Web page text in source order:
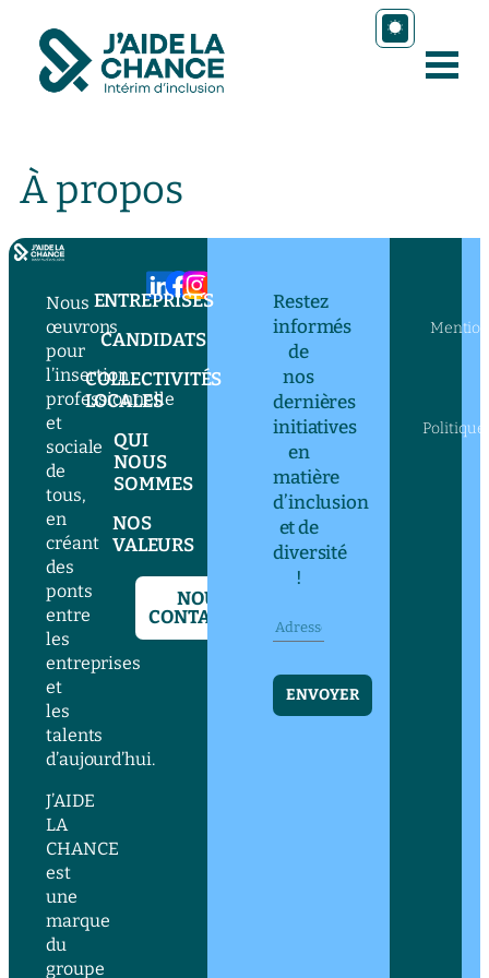
À propos
Nous
œuvrons
pour
l’insertion
professionnelle
et
sociale
de
tous,
en
créant
des
ponts
entre
les
entreprises
et
les
talents
d’aujourd’hui.
J’AIDE
LA
CHANCE
est
une
marque
du
groupe
ENTREPRISES
CANDIDATS
COLLECTIVITÉS
LOCALES
QUI
NOUS
SOMMES
NOS
VALEURS
NOUS
CONTACTER
Restez
informés
de
nos
dernières
initiatives
en
matière
d’inclusion
et de
diversité
!
ENVOYER
Politique